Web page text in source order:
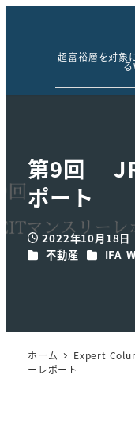
超富裕層を対象
る
第9回
ポート
投稿日2022年10月18日
カテゴリー
不動産 カテゴリ
IFA
ホーム Expert
ーレポート